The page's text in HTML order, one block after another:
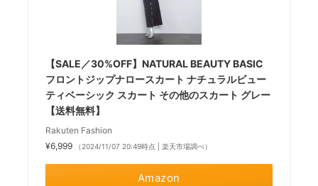
【SALE／30%OFF】NATURAL BEAUTY BASIC
フロントジップナロースカート ナチュラルビュー
ティベーシック スカート その他のスカート グレー
【送料無料】
Rakuten Fashion
¥6,999
（2024/11/07 20:49時点 | 楽天市場調べ）
Amazon